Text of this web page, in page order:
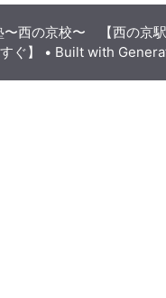
西の京校〜 【西の京
ぐ】
• Built with